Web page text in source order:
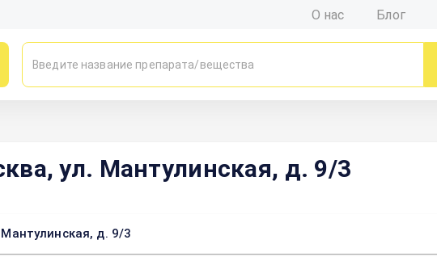
О нас Блог
ул. Мантулинская, д. 9/3
д. 9/3